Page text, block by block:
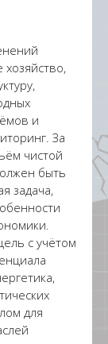
хозяйство,
и
За
чистой
быть
задача,
с учётом
для